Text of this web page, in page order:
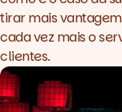
tirar mais
cada vez mais o
clientes.